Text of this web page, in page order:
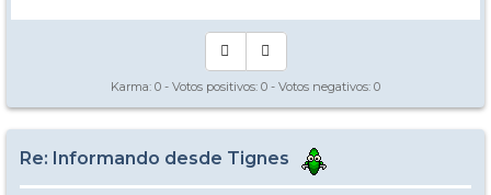
Karma: 0 - Votos positivos: 0 - Votos negativos: 0
Re: Informando desde Tignes